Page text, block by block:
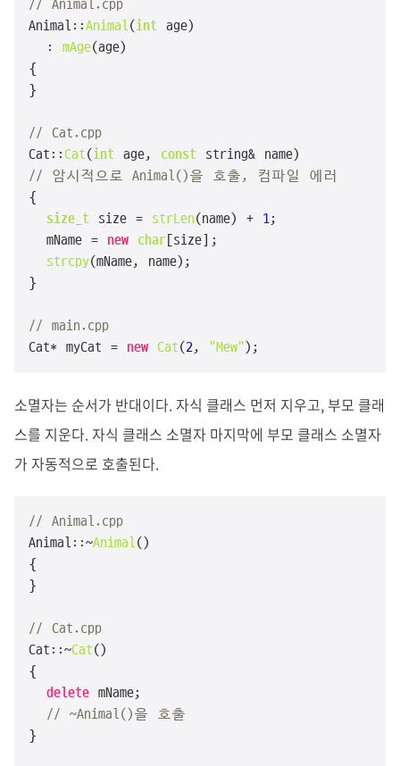
// Animal.cpp
Animal::Animal(int age)
  :
mAge(age)
{
}
// Cat.cpp
Cat::Cat(int age, const
// 암시적으로 Animal()을 호출, 컴파일 에러
{
size_t size = strLen(name) + 1;
  mName =
new char[size];
strcpy(mName, name);
}
// main.cpp
Cat* myCat = new Cat(2, "Mew");
소멸자는 순서가 반대이다. 자식 클래스 먼저 지우고, 부모 클래
스를 지운다. 자식 클래스 소멸자 마지막에 부모 클래스 소멸자
가 자동적으로 호출된다.
// Animal.cpp
Animal::~Animal()
{
}
// Cat.cpp
Cat::~Cat()
{
delete mName;
// ~Animal()을 호출
}